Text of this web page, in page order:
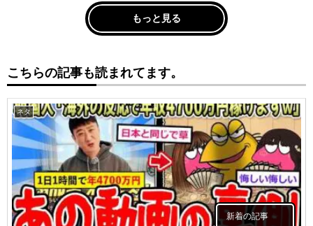
もっと見る
こちらの記事も読まれてます。
ネタ
新着の記事